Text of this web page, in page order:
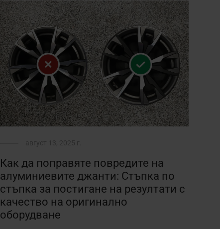
Как да поправяте повредите на
алуминиевите джанти: Стъпка по
стъпка за постигане на резултати с
качество на оригинално
оборудване